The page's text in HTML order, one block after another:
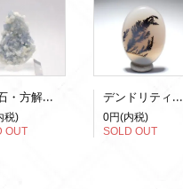
天青石・方解石(蛍光)
税)
OUT
デンドリティックアゲート
0円(内税)
SOLD OUT